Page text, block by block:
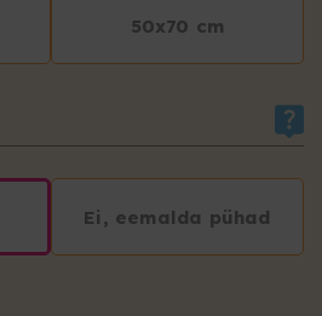
50x70 cm
Ei, eemalda pühad